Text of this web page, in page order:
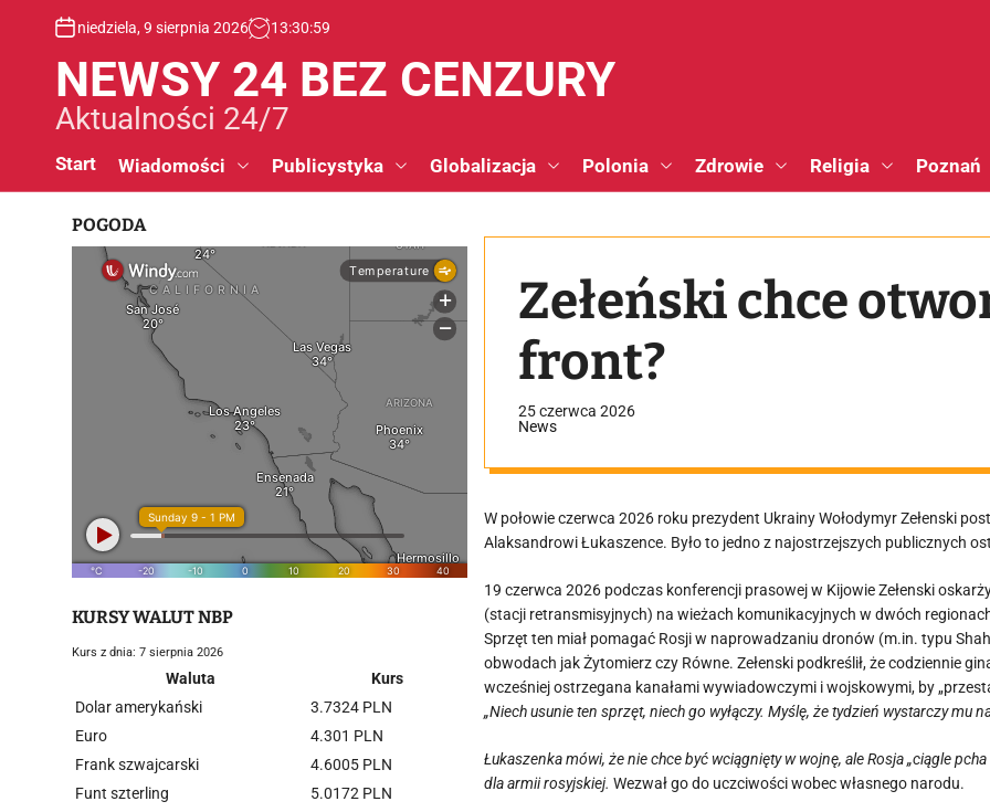
niedziela, 9 sierpnia 2026 13:31:00
NEWSY 24 BEZ CENZURY
Aktualności 24/7
Start Wiadomości Publicystyka Globalizacja Polonia Zdrowie Religia Poznań
Zełeński chce
front?
25 czerwca 2026
News
W połowie czerwca 2026 roku prezydent Ukrainy Wołodymyr Zełenski
Alaksandrowi Łukaszence. Było to jedno z najostrzejszych publicznych
19 czerwca 2026 podczas konferencji prasowej w Kijowie Zełenski
(stacji retransmisyjnych) na wieżach komunikacyjnych w dwóch
Sprzęt ten miał pomagać Rosji w naprowadzaniu dronów (m.in. typu
obwodach jak Żytomierz czy Równe. Zełenski podkreślił, że codziennie
wcześniej ostrzegana kanałami wywiadowczymi i wojskowymi, by
„Niech usunie ten sprzęt, niech go wyłączy. Myślę, że tydzień wystarczy mu
Łukaszenka mówi, że nie chce być wciągnięty w wojnę, ale Rosja „ciągle
dla armii rosyjskiej. Wezwał go do uczciwości wobec własnego narodu.
POGODA
KURSY WALUT NBP
Kurs z dnia: 7 sierpnia 2026
Waluta
Kurs
Dolar amerykański
3.7324 PLN
Euro
4.301 PLN
Frank szwajcarski
4.6005 PLN
Funt szterling
5.0172 PLN